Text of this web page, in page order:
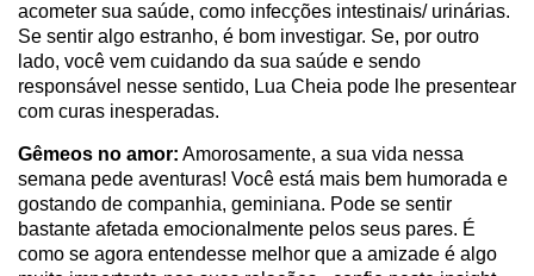
acometer sua saúde, como infecções intestinais/ urinárias.
Se sentir algo estranho, é bom investigar. Se, por outro
lado, você vem cuidando da sua saúde e sendo
responsável nesse sentido, Lua Cheia pode lhe presentear
com curas inesperadas.
Gêmeos no amor: Amorosamente, a sua vida nessa
semana pede aventuras! Você está mais bem humorada e
gostando de companhia, geminiana. Pode se sentir
bastante afetada emocionalmente pelos seus pares. É
como se agora entendesse melhor que a amizade é algo